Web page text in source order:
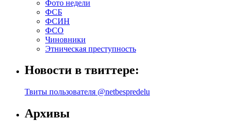
Фото недели
ФСБ
ФСИН
ФСО
Чиновники
Этническая преступность
Новости в твиттере:
Твиты пользователя @netbespredelu
Архивы